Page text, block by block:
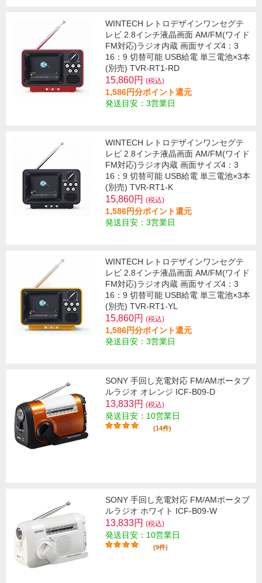
WINTECH レトロデザインワンセグテ
レビ 2.8インチ液晶画面 AM/FM(ワイド
FM対応)ラジオ内蔵 画面サイズ4：3
16：9 切替可能 USB給電 単三電池×3本
(別売) TVR-RT1-RD
15,860円 (税込)
1,586円分ポイント還元
発送目安：3営業日
WINTECH レトロデザインワンセグテ
レビ 2.8インチ液晶画面 AM/FM(ワイド
FM対応)ラジオ内蔵 画面サイズ4：3
16：9 切替可能 USB給電 単三電池×3本
(別売) TVR-RT1-K
15,860円 (税込)
1,586円分ポイント還元
発送目安：3営業日
WINTECH レトロデザインワンセグテ
レビ 2.8インチ液晶画面 AM/FM(ワイド
FM対応)ラジオ内蔵 画面サイズ4：3
16：9 切替可能 USB給電 単三電池×3本
(別売) TVR-RT1-YL
15,860円 (税込)
1,586円分ポイント還元
発送目安：3営業日
SONY 手回し充電対応 FM/AMポータブ
ルラジオ オレンジ ICF-B09-D
13,833円 (税込)
発送目安：10営業日
(14件)
SONY 手回し充電対応 FM/AMポータブ
ルラジオ ホワイト ICF-B09-W
13,833円 (税込)
発送目安：10営業日
(9件)